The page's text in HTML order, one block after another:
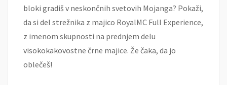
bloki gradiš v neskončnih svetovih Mojanga? Pokaži,
da si del strežnika z majico RoyalMC Full Experience,
z imenom skupnosti na prednjem delu
visokokakovostne črne majice. Že čaka, da jo
oblečeš!